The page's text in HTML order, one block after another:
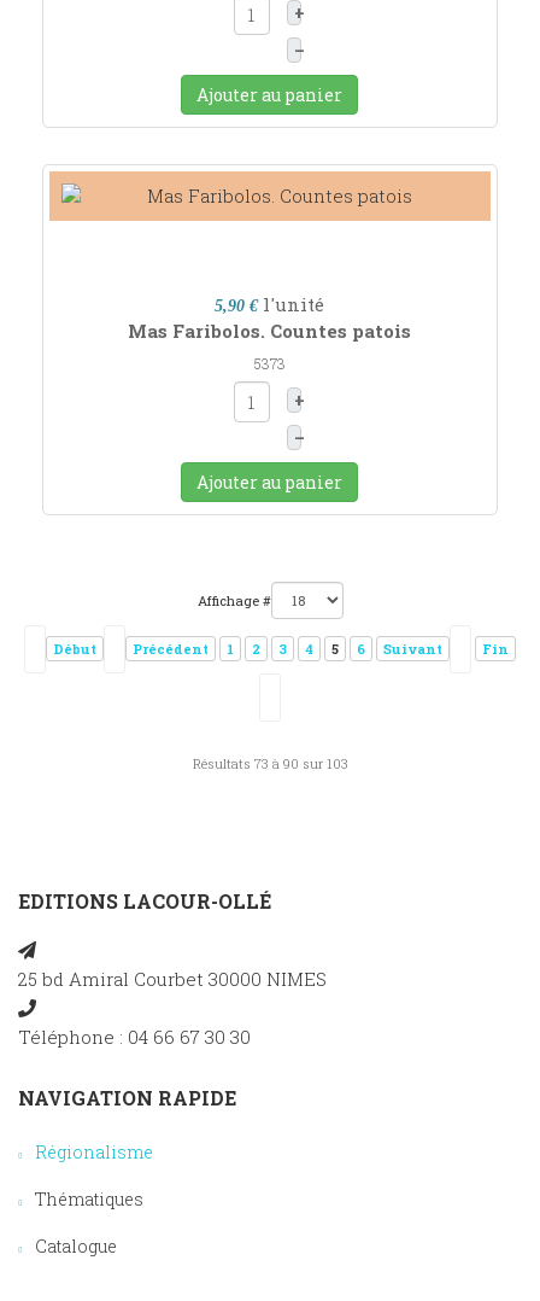
+
–
Ajouter au panier
5,90 € l'unité
Mas Faribolos. Countes patois
5373
+
–
Ajouter au panier
Affichage #
Début Précédent 1 2 3 4 5 6 Suivant Fin
Résultats 73 à 90 sur 103
EDITIONS LACOUR-OLLÉ
25 bd Amiral Courbet 30000 NIMES
Téléphone : 04 66 67 30 30
NAVIGATION RAPIDE
Régionalisme
Thématiques
Catalogue